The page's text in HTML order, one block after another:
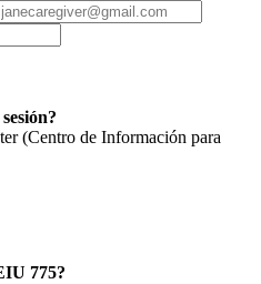
(Centro de Información para
775?